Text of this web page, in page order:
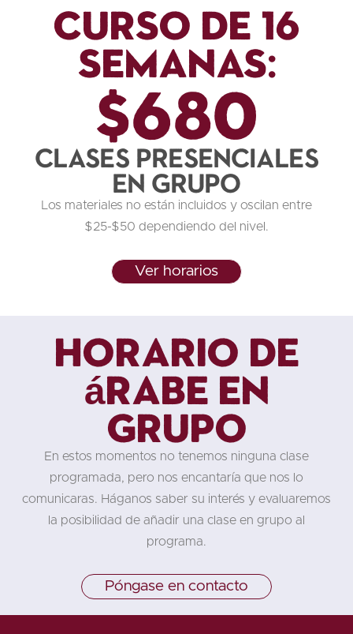
Curso de 16
semanas:
$680
Clases presenciales
en grupo
Los materiales no están incluidos y oscilan entre
$25-$50 dependiendo del nivel.
Ver horarios
Póngase en contacto
En estos momentos no tenemos ninguna clase
programada, pero nos encantaría que nos lo
comunicaras. Háganos saber su interés y evaluaremos
la posibilidad de añadir una clase en grupo al
programa.
Horario de
árabe en
grupo